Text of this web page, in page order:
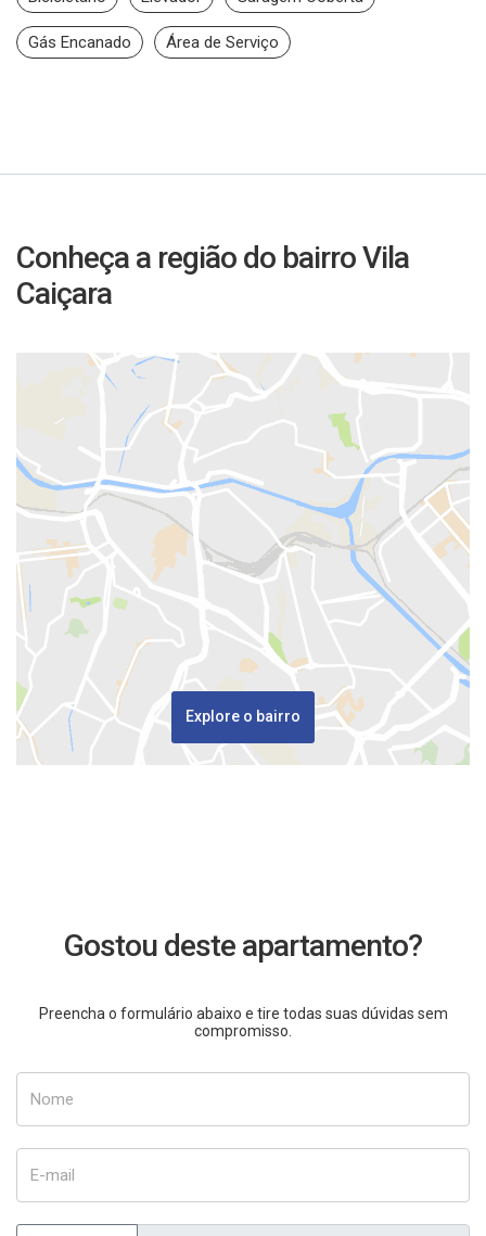
Gás Encanado Área de Serviço
Conheça a região do bairro Vila
Caiçara
Explore o bairro
Gostou deste apartamento?
Preencha o formulário abaixo e tire todas suas dúvidas sem
compromisso.